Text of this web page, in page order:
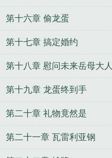
第十六章 偷龙蛋
第十七章 搞定婚约
第十八章 慰问未来岳母大人
第十九章 龙蛋终到手
第二十章 礼物竟然是
第二十一章 瓦雷利亚钢